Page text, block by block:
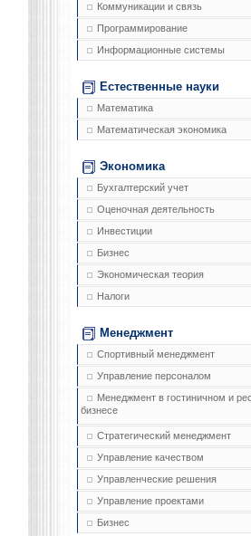
Коммуникации и связь
Программирование
Информационные системы
Естественные науки
Математика
Математическая экономика
Экономика
Бухгалтерский учет
Оценочная деятельность
Инвестиции
Бизнес
Экономическая теория
Налоги
Менеджмент
Спортивный менеджмент
Управление персоналом
Менеджмент в гостиничном и
бизнесе
Стратегический менеджмент
Управление качеством
Управленческие решения
Управление проектами
Бизнес